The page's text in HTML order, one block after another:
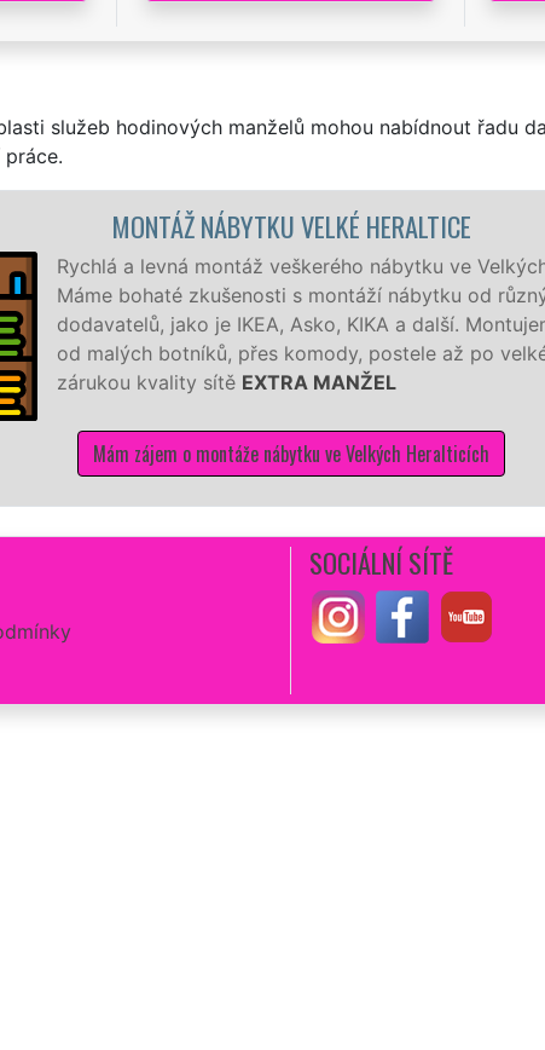
služeb hodinových manželů mohou nabídnout řadu
NÁBYTKU VELKÉ HERALTICE
montáž veškerého nábytku ve Velkých Heralticích.
zkušenosti s montáží nábytku od různých výrobců a
jako je IKEA, Asko, KIKA a další. Montujeme a demontujeme
přes komody, postele až po velké šatní sestavy se
sítěEXTRA MANŽEL
o montáže nábytku ve Velkých Heralticích
SOCIÁLNÍ SÍTĚ